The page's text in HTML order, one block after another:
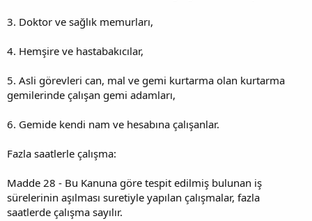
3. Doktor ve sağlık memurları,
4. Hemşire ve hastabakıcılar,
5. Asli görevleri can, mal ve gemi kurtarma olan kurtarma
gemilerinde çalışan gemi adamları,
6. Gemide kendi nam ve hesabına çalışanlar.
Fazla saatlerle çalışma:
Madde 28 - Bu Kanuna göre tespit edilmiş bulunan iş
sürelerinin aşılması suretiyle yapılan çalışmalar, fazla
saatlerde çalışma sayılır.